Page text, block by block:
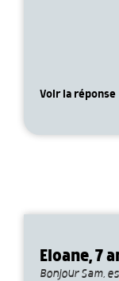
Voir la réponse
Eloane, 7
Bonjour Sam,